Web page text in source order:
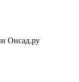
Онсад.ру